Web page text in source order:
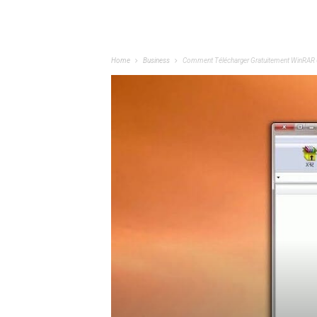
Home Business Comment Télécharger Gratuitement WinRAR